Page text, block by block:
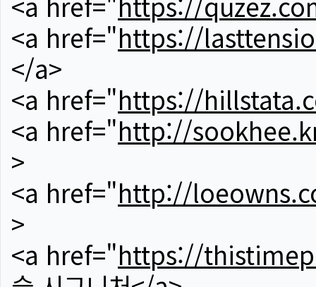
<a href="https://
</a>
<a href="https://
<a href="http://
>
<a href="http://
>
<a href="https://